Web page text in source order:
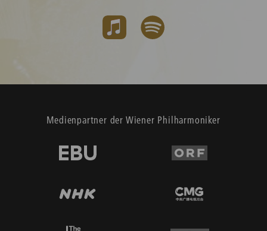
Medienpartner der Wiener Philharmoniker